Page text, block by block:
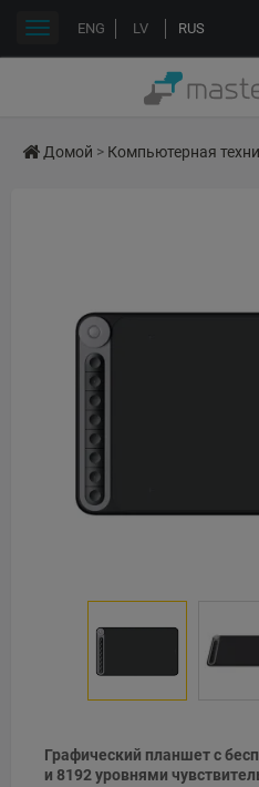
ENG LV RUS
Переключить
Домой > Компьютерная
Графический планшет с
и 8192 уровнями